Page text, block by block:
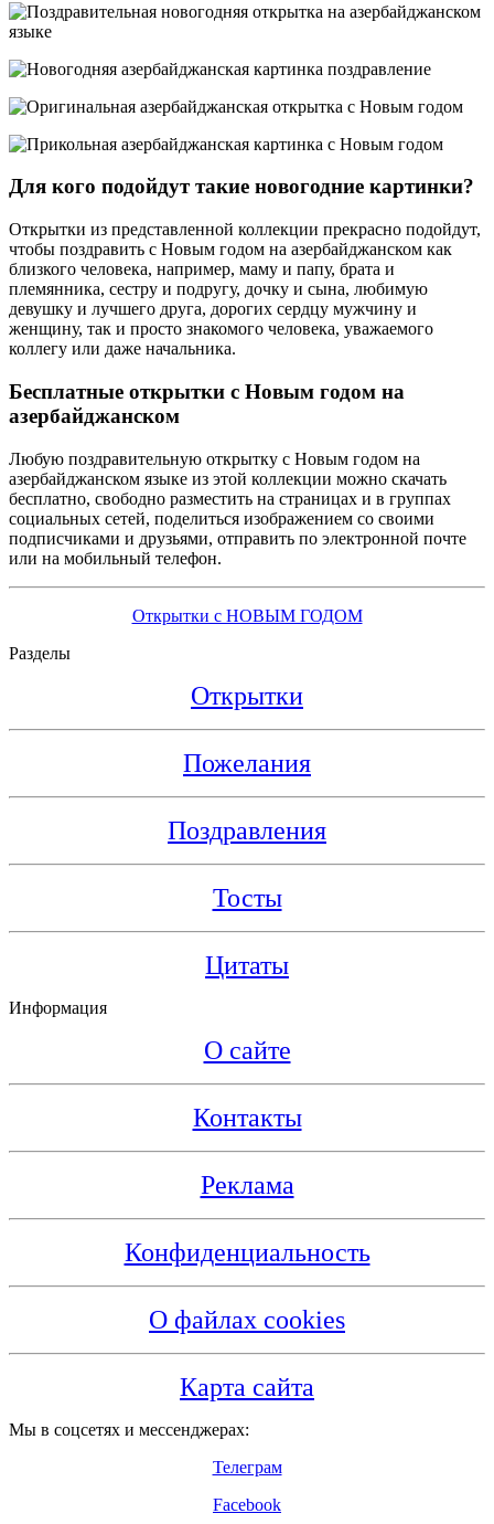
Для кого подойдут такие новогодние картинки?
Открытки из представленной коллекции прекрасно подойдут,
чтобы поздравить с Новым годом на азербайджанском как
близкого человека, например, маму и папу, брата и
племянника, сестру и подругу, дочку и сына, любимую
девушку и лучшего друга, дорогих сердцу мужчину и
женщину, так и просто знакомого человека, уважаемого
коллегу или даже начальника.
Бесплатные открытки с Новым годом на
азербайджанском
Любую поздравительную открытку с Новым годом на
азербайджанском языке из этой коллекции можно скачать
бесплатно, свободно разместить на страницах и в группах
социальных сетей, поделиться изображением со своими
подписчиками и друзьями, отправить по электронной почте
или на мобильный телефон.
Открытки с НОВЫМ ГОДОМ
Разделы
Открытки
Пожелания
Поздравления
Тосты
Цитаты
Информация
О сайте
Контакты
Реклама
Конфиденциальность
О файлах cookies
Карта сайта
Мы в соцсетях и мессенджерах:
Телеграм
Facebook